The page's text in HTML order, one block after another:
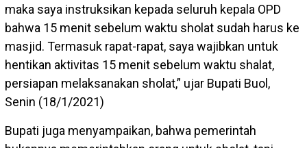
maka saya instruksikan kepada seluruh kepala OPD
bahwa 15 menit sebelum waktu sholat sudah harus ke
masjid. Termasuk rapat-rapat, saya wajibkan untuk
hentikan aktivitas 15 menit sebelum waktu shalat,
persiapan melaksanakan sholat,” ujar Bupati Buol,
Senin (18/1/2021)
Bupati juga menyampaikan, bahwa pemerintah